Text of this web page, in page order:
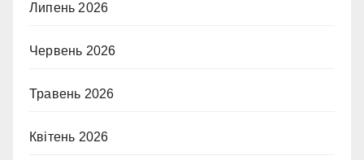
Липень 2026
Червень 2026
Травень 2026
Квітень 2026